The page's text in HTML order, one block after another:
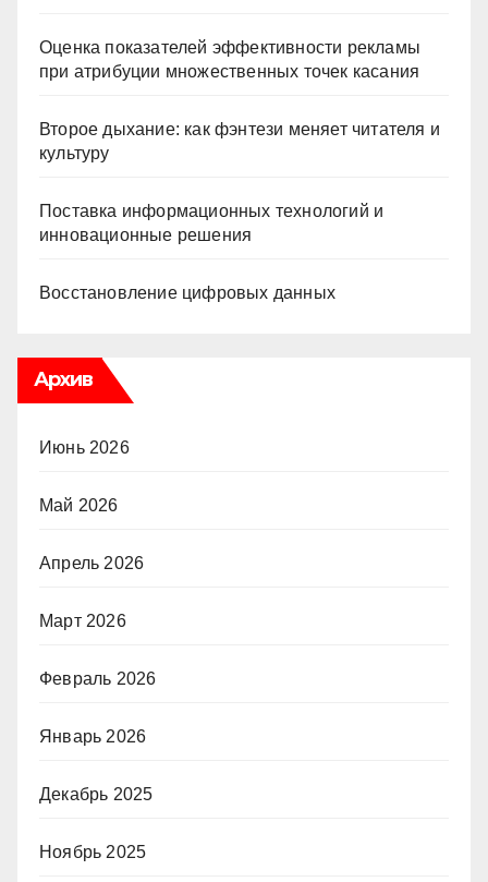
Оценка показателей эффективности рекламы
при атрибуции множественных точек касания
Второе дыхание: как фэнтези меняет читателя и
культуру
Поставка информационных технологий и
инновационные решения
Восстановление цифровых данных
Архив
Июнь 2026
Май 2026
Апрель 2026
Март 2026
Февраль 2026
Январь 2026
Декабрь 2025
Ноябрь 2025